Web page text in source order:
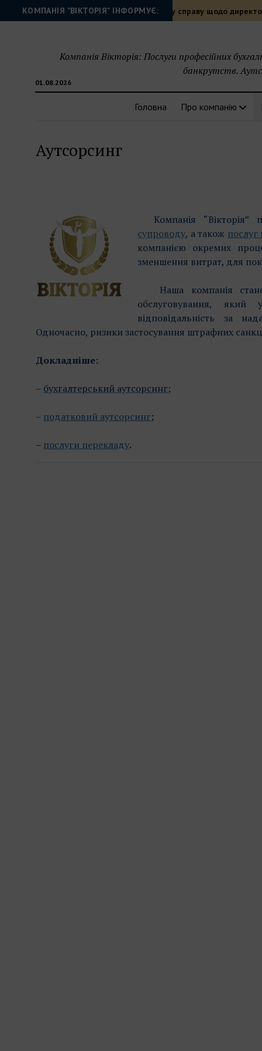
01.08.2026
Компанія Вікторія: Послуги професійних
банкрутств.
Головна Про компанію
Аутсорсинг
Компанія “Вікторія”
супроводу, а також послуг
компанією окремих
зменшення витрат, для
Наша компанія стане
обслуговування,
відповідальність за
Одночасно, ризики застосування штрафних
Докладніше:
– бухгалтерський аутсорсинг;
– податковий аутсорсинг;
– послуги перекладу.
КОМПАНІЯ "ВІКТОРІЯ" ІНФОРМУЄ:
Суд закрив адміністративну справу щодо директора